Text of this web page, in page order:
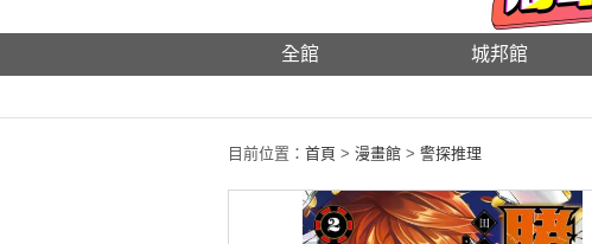
全館 城邦館
目前位置： 首頁 > 漫畫館 > 警探推理